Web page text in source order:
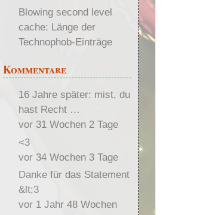
Blowing second level
cache: Länge der
Technophob-Einträge
Kommentare
16 Jahre später: mist, du
hast Recht …
vor 31 Wochen 2 Tage
<3
vor 34 Wochen 3 Tage
Danke für das Statement
&lt;3
vor 1 Jahr 48 Wochen